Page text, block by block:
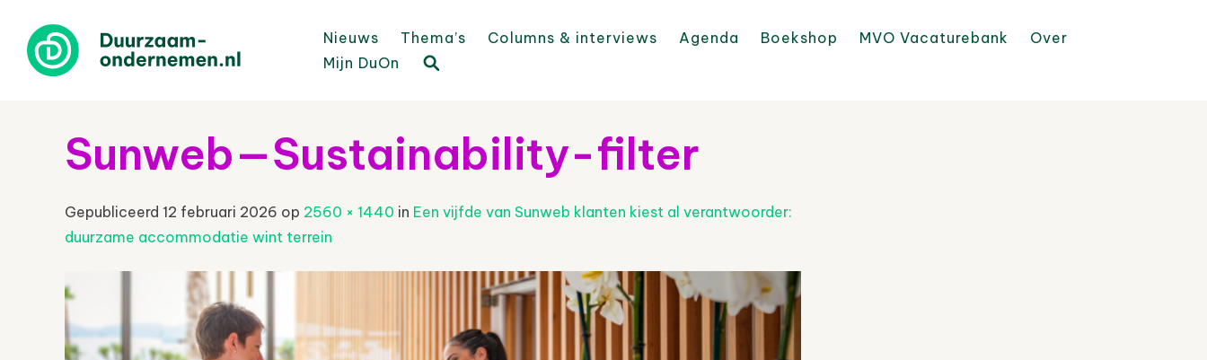
Nieuws Thema’s Columns & interviews Agenda Boekshop MVO Vacaturebank
Over
Mijn DuOn
Sunweb—Sustainability-filter
Gepubliceerd 12 februari 2026 op 2560 × 1440 in Een vijfde van Sunweb klanten kiest al verantwoorder:
duurzame accommodatie wint terrein